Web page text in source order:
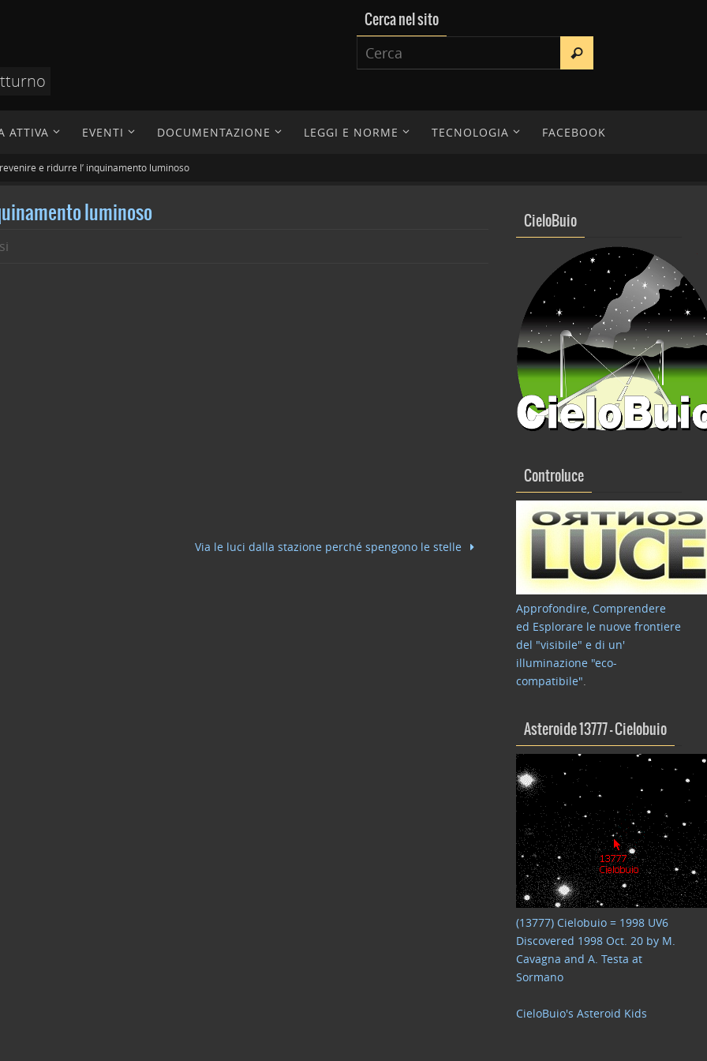
Cerca nel sito
ATTIVA EVENTI DOCUMENTAZIONE LEGGI E NORME TECNOLOGIA FACEBOOK
e ridurre l’ inquinamento luminoso
luminoso
Via le luci dalla stazione perché spengono le stelle
CieloBuio
Controluce
Approfondire, Comprendere
ed Esplorare le nuove frontiere
del "visibile" e di un'
illuminazione "eco-
compatibile".
Asteroide 13777 – Cielobuio
(13777) Cielobuio = 1998 UV6
Discovered 1998 Oct. 20 by M.
Cavagna and A. Testa at
Sormano
CieloBuio's Asteroid Kids